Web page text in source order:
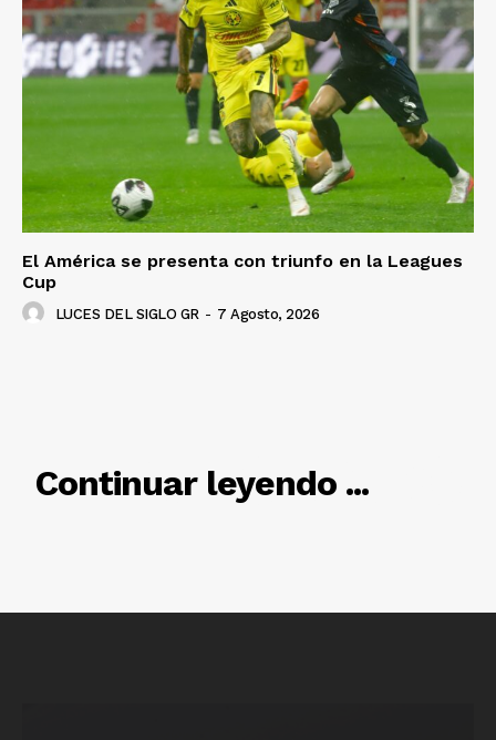
El América se presenta con triunfo en la Leagues
Cup
LUCES DEL SIGLO GR - 7 Agosto, 2026
Continuar leyendo ...
RELACIONADO